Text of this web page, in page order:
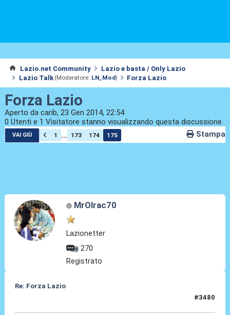
Lazio.net Community
Lazio e basta / Only Lazio
Lazio Talk (Moderatore: LN_Mod) Forza Lazio
Forza Lazio
Aperto da carib, 23 Gen 2014, 22:54
0 Utenti e 1 Visitatore stanno visualizzando questa discussione.
VAI GIÙ 1 ... 173 174 175 Stampa
MrOlrac70
Lazionetter
270
Registrato
Re: Forza Lazio
#3480